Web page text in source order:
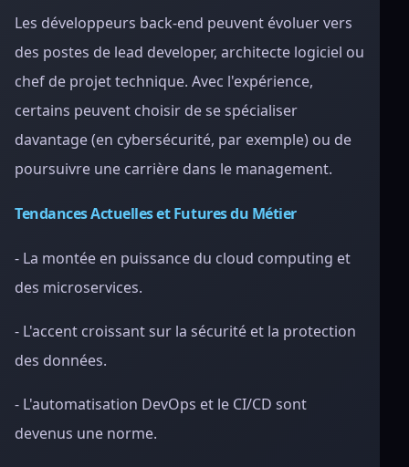
Les développeurs back-end peuvent évoluer vers
des postes de lead developer, architecte logiciel ou
chef de projet technique. Avec l'expérience,
certains peuvent choisir de se spécialiser
davantage (en cybersécurité, par exemple) ou de
poursuivre une carrière dans le management.
Tendances Actuelles et Futures du Métier
- La montée en puissance du cloud computing et
des microservices.
- L'accent croissant sur la sécurité et la protection
des données.
- L'automatisation DevOps et le CI/CD sont
devenus une norme.